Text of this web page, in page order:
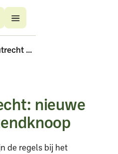
Button
Text
Provincie utrecht nieuwe regels bij duizendknoop
nieuwe
de regels bij het